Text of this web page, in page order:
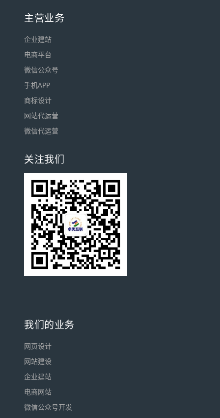
主营业务
企业建站
电商平台
微信公众号
手机APP
商标设计
网站代运营
微信代运营
关注我们
我们的业务
网页设计
网站建设
企业建站
电商网站
微信公众号开发